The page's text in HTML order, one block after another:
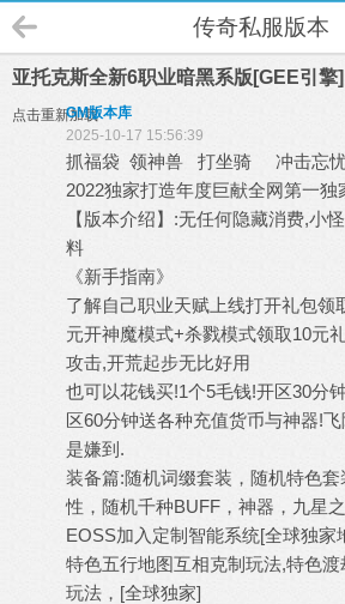
传奇私服版本
亚托克斯全新6职业暗黑系版[GEE引擎]
点击重新加载GM版本库
2025-10-17 15:56:39
抓福袋 领神兽 打坐骑 冲击忘忧
2022独家打造年度巨献全网第一独
【版本介绍】:无任何隐藏消费,小
料
《新手指南》
了解自己职业天赋上线打开礼包领
元开神魔模式+杀戮模式领取10元
攻击,开荒起步无比好用
也可以花钱买!1个5毛钱!开区30分
区60分钟送各种充值货币与神器!
是嫌到.
装备篇:随机词缀套装，随机特色
性，随机千种BUFF，神器，九星
EOSS加入定制智能系统[全球独家
特色五行地图互相克制玩法,特色
玩法，[全球独家]